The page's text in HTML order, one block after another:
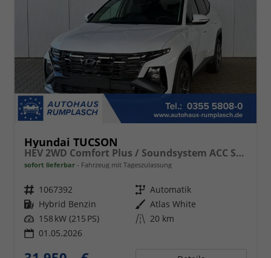
Hyundai TUCSON
HEV 2WD Comfort Plus / Soundsystem ACC Sitz + Lenkradheiz. Alu 17" E-Heckklappe Keyless LED
sofort lieferbar Fahrzeug mit Tageszulassung
Fahrzeugnr. 1067392 Getriebe Automatik
Kraftstoff Hybrid Benzin Außenfarbe Atlas White
Leistung 158 kW (215 PS) Kilometerstand 20 km
01.05.2026